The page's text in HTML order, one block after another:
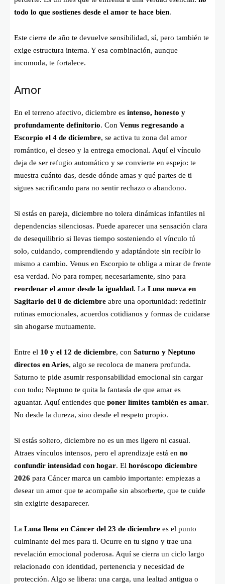
todo lo que sostienes desde el amor te hace bien.
Este cierre de año te devuelve sensibilidad, sí, pero también te
exige estructura interna. Y esa combinación, aunque
incomoda, te fortalece.
Amor
En el terreno afectivo, diciembre es intenso, honesto y
profundamente definitorio. Con Venus regresando a
Escorpio el 4 de diciembre, se activa tu zona del amor
romántico, el deseo y la entrega emocional. Aquí el vínculo
deja de ser refugio automático y se convierte en espejo: te
muestra cuánto das, desde dónde amas y qué partes de ti
sigues sacrificando para no sentir rechazo o abandono.
Si estás en pareja, diciembre no tolera dinámicas infantiles ni
dependencias silenciosas. Puede aparecer una sensación clara
de desequilibrio si llevas tiempo sosteniendo el vínculo tú
solo, cuidando, comprendiendo y adaptándote sin recibir lo
mismo a cambio. Venus en Escorpio te obliga a mirar de frente
esa verdad. No para romper, necesariamente, sino para
reordenar el amor desde la igualdad. La Luna nueva en
Sagitario del 8 de diciembre abre una oportunidad: redefinir
rutinas emocionales, acuerdos cotidianos y formas de cuidarse
sin ahogarse mutuamente.
Entre el 10 y el 12 de diciembre, con Saturno y Neptuno
directos en Aries, algo se recoloca de manera profunda.
Saturno te pide asumir responsabilidad emocional sin cargar
con todo; Neptuno te quita la fantasía de que amar es
aguantar. Aquí entiendes que poner límites también es amar.
No desde la dureza, sino desde el respeto propio.
Si estás soltero, diciembre no es un mes ligero ni casual.
Atraes vínculos intensos, pero el aprendizaje está en no
confundir intensidad con hogar. El horóscopo diciembre
2026 para Cáncer marca un cambio importante: empiezas a
desear un amor que te acompañe sin absorberte, que te cuide
sin exigirte desaparecer.
La Luna llena en Cáncer del 23 de diciembre es el punto
culminante del mes para ti. Ocurre en tu signo y trae una
revelación emocional poderosa. Aquí se cierra un ciclo largo
relacionado con identidad, pertenencia y necesidad de
protección. Algo se libera: una carga, una lealtad antigua o